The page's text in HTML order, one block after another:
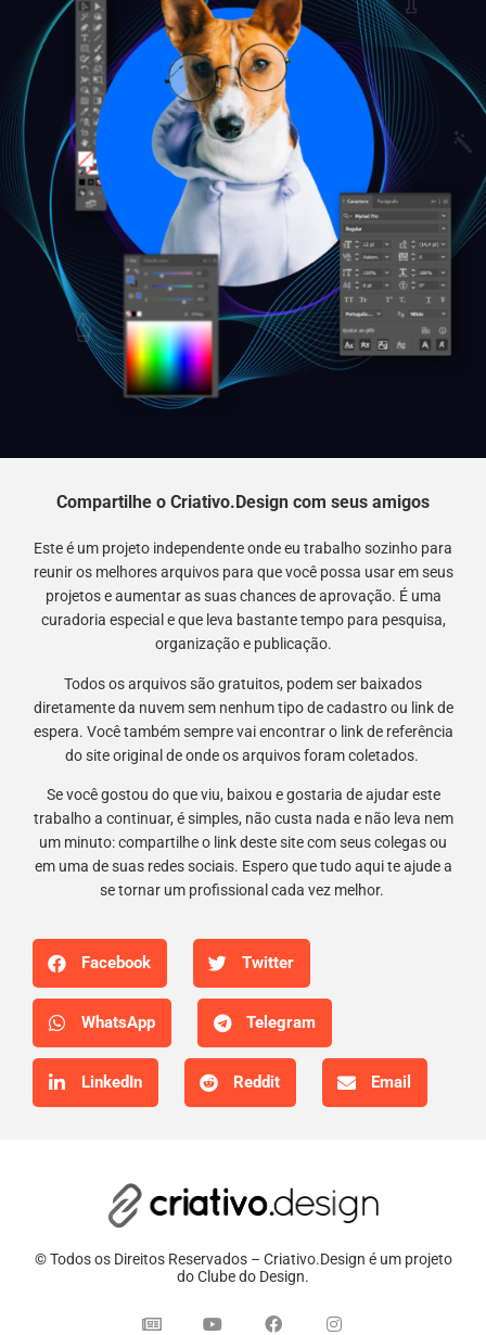
Compartilhe o Criativo.Design com seus amigos
Este é um projeto independente onde eu trabalho sozinho para
reunir os melhores arquivos para que você possa usar em seus
projetos e aumentar as suas chances de aprovação. É uma
curadoria especial e que leva bastante tempo para pesquisa,
organização e publicação.
Todos os arquivos são gratuitos, podem ser baixados
diretamente da nuvem sem nenhum tipo de cadastro ou link de
espera. Você também sempre vai encontrar o link de referência
do site original de onde os arquivos foram coletados.
Se você gostou do que viu, baixou e gostaria de ajudar este
trabalho a continuar, é simples, não custa nada e não leva nem
um minuto: compartilhe o link deste site com seus colegas ou
em uma de suas redes sociais. Espero que tudo aqui te ajude a
se tornar um profissional cada vez melhor.
Facebook Twitter
WhatsApp Telegram
LinkedIn Reddit Email
© Todos os Direitos Reservados – Criativo.Design é um projeto
do Clube do Design.